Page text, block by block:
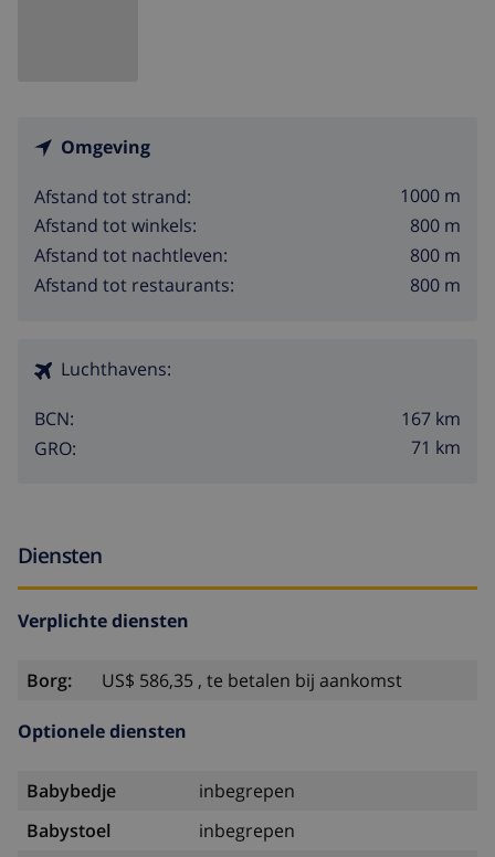
Omgeving
Afstand tot strand:
1000 m
Afstand tot winkels:
800 m
Afstand tot nachtleven:
800 m
Afstand tot restaurants:
800 m
Luchthavens:
BCN:
167 km
GRO:
71 km
Diensten
Verplichte diensten
Borg: US$ 586,35 , te betalen bij aankomst
Optionele diensten
Babybedje
inbegrepen
Babystoel
inbegrepen